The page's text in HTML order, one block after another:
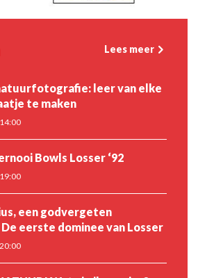
Lees meer
leer van elke
te maken
Bowls Losser ‘92
een godvergeten
eerste dominee van Losser